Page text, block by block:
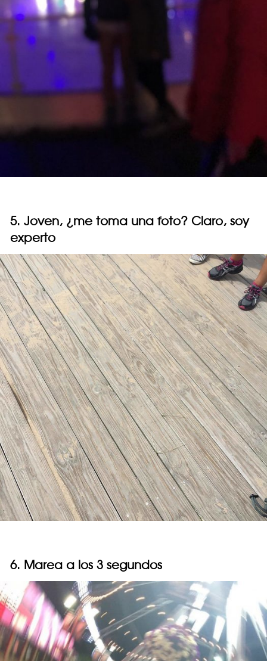
5. Joven, ¿me toma una foto? Claro, soy
experto
6. Marea a los 3 segundos